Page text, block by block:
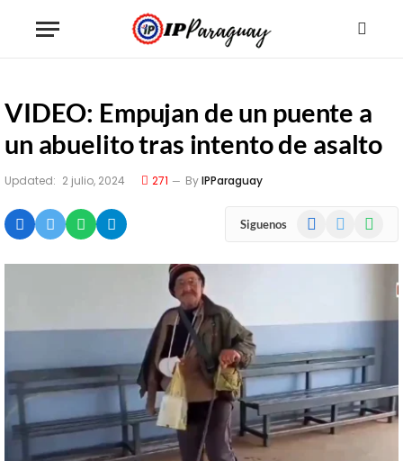
VIDEO: Empujan de un puente a
un abuelito tras intento de asalto
Updated: 2 julio, 2024 271 ByIPParaguay
Siguenos Facebook